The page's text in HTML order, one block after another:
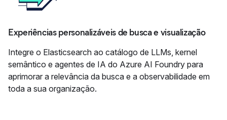
Experiências personalizáveis de busca e visualização
Integre o Elasticsearch ao catálogo de LLMs, kernel
semântico e agentes de IA do Azure AI Foundry para
aprimorar a relevância da busca e a observabilidade em
toda a sua organização.